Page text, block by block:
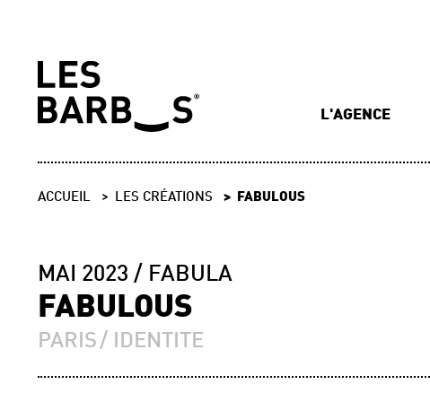
L'AGENCE
ACCUEIL LES CRÉATIONS FABULOUS
MAI 2023 FABULA
FABULOUS
PARIS IDENTITE